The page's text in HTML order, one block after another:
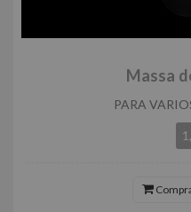
Massa
PARA